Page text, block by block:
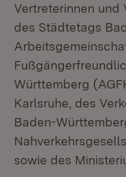
Vertreterinnen und
des Städtetags
Württemberg
Karlsruhe, des
Baden-
sowie des